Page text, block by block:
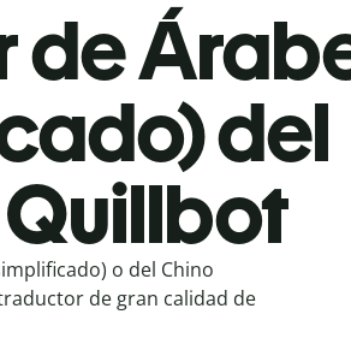
de
del
o del Chino
de gran calidad de